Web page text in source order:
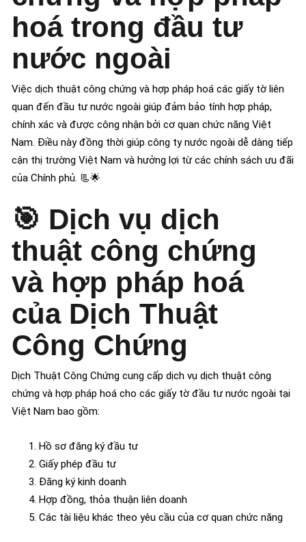
hoá trong đầu tư
nước ngoài
Việc dịch thuật công chứng và hợp pháp hoá các giấy tờ liên
quan đến đầu tư nước ngoài giúp đảm bảo tính hợp pháp,
chính xác và được công nhận bởi cơ quan chức năng Việt
Nam. Điều này đồng thời giúp công ty nước ngoài dễ dàng tiếp
cận thị trường Việt Nam và hưởng lợi từ các chính sách ưu đãi
của Chính phủ. 📃🌟
🎯 Dịch vụ dịch
thuật công chứng
và hợp pháp hoá
của Dịch Thuật
Công Chứng
Dịch Thuật Công Chứng cung cấp dịch vụ dịch thuật công
chứng và hợp pháp hoá cho các giấy tờ đầu tư nước ngoài tại
Việt Nam bao gồm:
Hồ sơ đăng ký đầu tư
Giấy phép đầu tư
Đăng ký kinh doanh
Hợp đồng, thỏa thuận liên doanh
Các tài liệu khác theo yêu cầu của cơ quan chức năng